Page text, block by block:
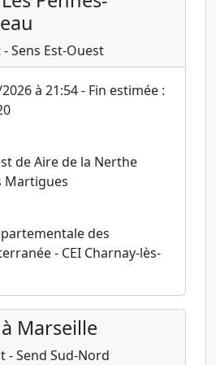
Sens Est-Ouest
à 21:54 - Fin estimée :
de Aire de la Nerthe
Martigues
des
- CEI Charnay-lès-
Marseille
- Send Sud-Nord